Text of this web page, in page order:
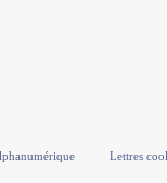
Lettres cool